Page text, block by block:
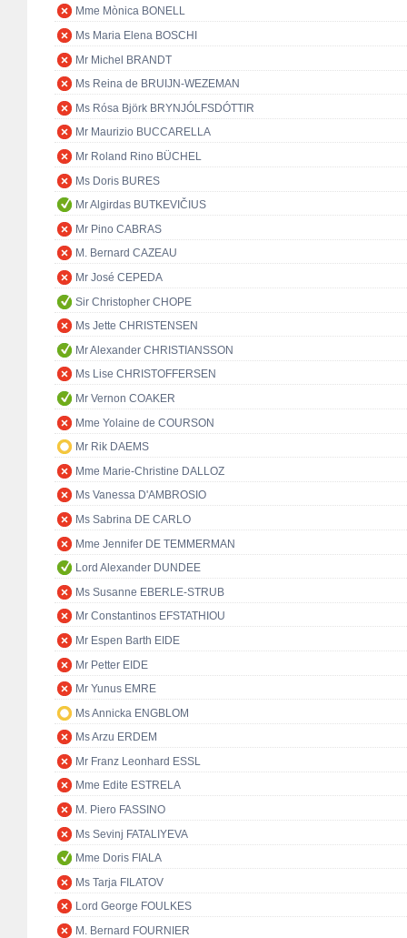
Mme Mònica BONELL
Ms Maria Elena BOSCHI
Mr Michel BRANDT
Ms Reina de BRUIJN-WEZEMAN
Ms Rósa Björk BRYNJÓLFSDÓTTIR
Mr Maurizio BUCCARELLA
Mr Roland Rino BÜCHEL
Ms Doris BURES
Mr Algirdas BUTKEVIČIUS
Mr Pino CABRAS
M. Bernard CAZEAU
Mr José CEPEDA
Sir Christopher CHOPE
Ms Jette CHRISTENSEN
Mr Alexander CHRISTIANSSON
Ms Lise CHRISTOFFERSEN
Mr Vernon COAKER
Mme Yolaine de COURSON
Mr Rik DAEMS
Mme Marie-Christine DALLOZ
Ms Vanessa D'AMBROSIO
Ms Sabrina DE CARLO
Mme Jennifer DE TEMMERMAN
Lord Alexander DUNDEE
Ms Susanne EBERLE-STRUB
Mr Constantinos EFSTATHIOU
Mr Espen Barth EIDE
Mr Petter EIDE
Mr Yunus EMRE
Ms Annicka ENGBLOM
Ms Arzu ERDEM
Mr Franz Leonhard ESSL
Mme Edite ESTRELA
M. Piero FASSINO
Ms Sevinj FATALIYEVA
Mme Doris FIALA
Ms Tarja FILATOV
Lord George FOULKES
M. Bernard FOURNIER